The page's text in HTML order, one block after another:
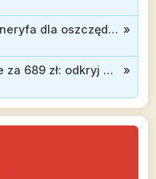
Rezerwuj z wyprzedzeniem: Teneryfa dla oszczędnych, tydzień w hotelu z wyżywieniem od 1606 zł »
City break w Wiecznym Mieście za 689 zł: odkryj atrakcje Rzymu w trakcie jesiennej wycieczki »